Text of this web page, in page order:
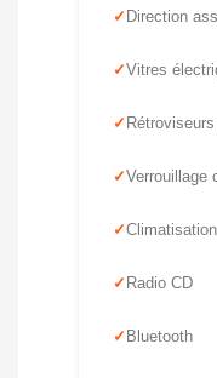
Direction
Vitres
Verrouillage
Radio CD
Bluetooth